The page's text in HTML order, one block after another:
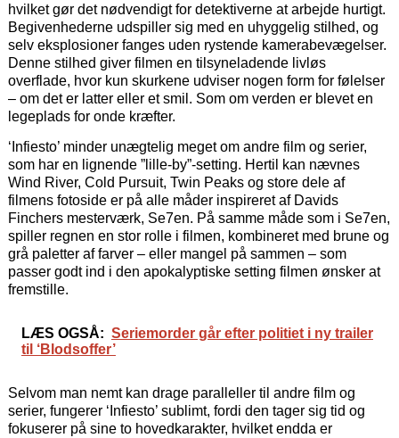
hvilket gør det nødvendigt for detektiverne at arbejde hurtigt.
Begivenhederne udspiller sig med en uhyggelig stilhed, og
selv eksplosioner fanges uden rystende kamerabevægelser.
Denne stilhed giver filmen en tilsyneladende livløs
overflade, hvor kun skurkene udviser nogen form for følelser
– om det er latter eller et smil. Som om verden er blevet en
legeplads for onde kræfter.
‘Infiesto’ minder unægtelig meget om andre film og serier,
som har en lignende ”lille-by”-setting. Hertil kan nævnes
Wind River, Cold Pursuit, Twin Peaks og store dele af
filmens fotoside er på alle måder inspireret af Davids
Finchers mesterværk, Se7en. På samme måde som i Se7en,
spiller regnen en stor rolle i filmen, kombineret med brune og
grå paletter af farver – eller mangel på sammen – som
passer godt ind i den apokalyptiske setting filmen ønsker at
fremstille.
LÆS OGSÅ: Seriemorder går efter politiet i ny trailer
til ‘Blodsoffer’
Selvom man nemt kan drage paralleller til andre film og
serier, fungerer ‘Infiesto’ sublimt, fordi den tager sig tid og
fokuserer på sine to hovedkarakter, hvilket endda er